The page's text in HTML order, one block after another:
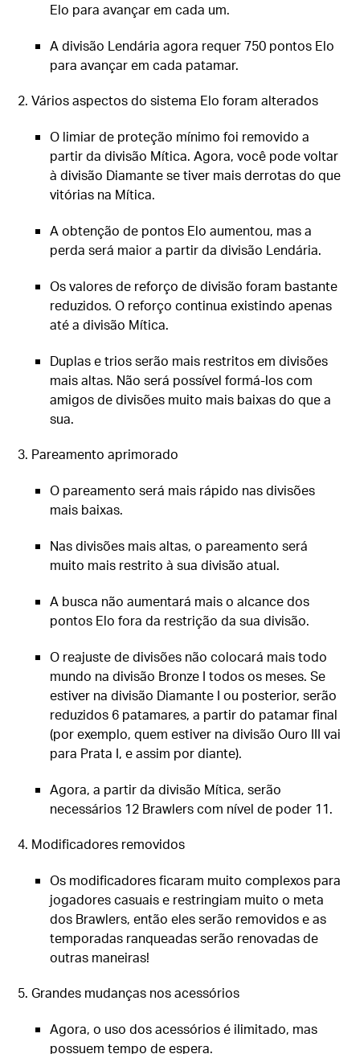
Elo para avançar em cada um.
A divisão Lendária agora requer 750 pontos Elo
para avançar em cada patamar.
2. Vários aspectos do sistema Elo foram alterados
O limiar de proteção mínimo foi removido a
partir da divisão Mítica. Agora, você pode voltar
à divisão Diamante se tiver mais derrotas do que
vitórias na Mítica.
A obtenção de pontos Elo aumentou, mas a
perda será maior a partir da divisão Lendária.
Os valores de reforço de divisão foram bastante
reduzidos. O reforço continua existindo apenas
até a divisão Mítica.
Duplas e trios serão mais restritos em divisões
mais altas. Não será possível formá-los com
amigos de divisões muito mais baixas do que a
sua.
3. Pareamento aprimorado
O pareamento será mais rápido nas divisões
mais baixas.
Nas divisões mais altas, o pareamento será
muito mais restrito à sua divisão atual.
A busca não aumentará mais o alcance dos
pontos Elo fora da restrição da sua divisão.
O reajuste de divisões não colocará mais todo
mundo na divisão Bronze I todos os meses. Se
estiver na divisão Diamante I ou posterior, serão
reduzidos 6 patamares, a partir do patamar final
(por exemplo, quem estiver na divisão Ouro III vai
para Prata I, e assim por diante).
Agora, a partir da divisão Mítica, serão
necessários 12 Brawlers com nível de poder 11.
4. Modificadores removidos
Os modificadores ficaram muito complexos para
jogadores casuais e restringiam muito o meta
dos Brawlers, então eles serão removidos e as
temporadas ranqueadas serão renovadas de
outras maneiras!
5. Grandes mudanças nos acessórios
Agora, o uso dos acessórios é ilimitado, mas
possuem tempo de espera.